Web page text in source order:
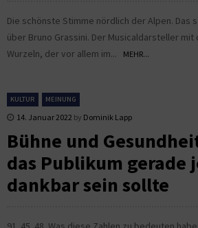
Die schönste Stimme nördlich der Alpen. Das
über Bruno Grassini. Der Musicaldarsteller mit
Wurzeln, der vor allem im...
MEHR...
KULTUR MEINUNG
14. Januar 2022 by Dominik Lapp
Bühne und
das Publikum gerade
dankbar sein sollte